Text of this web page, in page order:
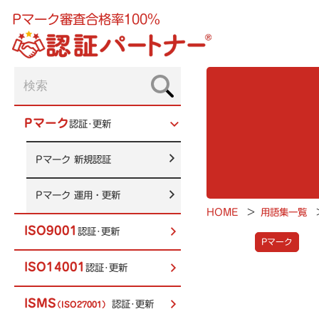
Pマーク審査合格率100%
Pマーク認証･更新
Pマーク 新規認証
Pマーク 運用・更新
ISO9001 認証･更新
ISO14001 認証･更新
ISMS（ISO27001） 認証･更新
HOME > 用語集一覧
Pマーク